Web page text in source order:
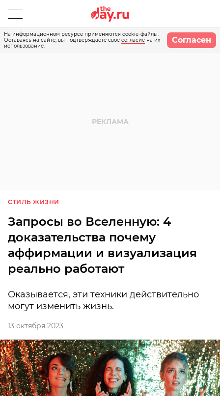
На информационном ресурсе применяются cookie-файлы.
Оставаясь на сайте, вы подтверждаете свое согласие на их
использование.
Согласен
СТИЛЬ ЖИЗНИ
Запросы во Вселенную: 4
доказательства почему
аффирмации и визуализация
реально работают
Оказывается, эти техники действительно
могут изменить жизнь.
13 октября 2023